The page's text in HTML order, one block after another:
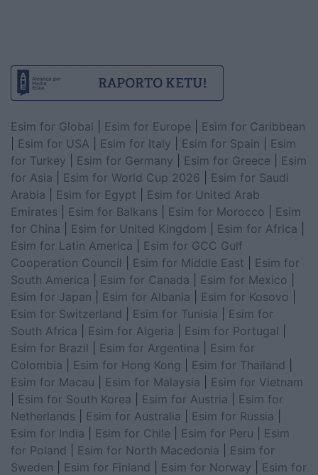
Esim for Global Esim for Europe
Esim for Caribbean
Esim for USA Esim for Italy Esim for Spain
Esim
for Turkey
Esim for Germany Esim for Greece
Esim
for Asia
Esim for World Cup 2026
Esim for Saudi
Arabia
Esim for Egypt
Esim for United Arab
Emirates
Esim for Balkans Esim for Morocco
Esim
for China
Esim for United Kingdom Esim for Africa
Esim for Latin America
Esim for GCC Gulf
Cooperation Council
Esim for Middle East
Esim for
South America
Esim for Canada Esim for Mexico
Esim for Japan
Esim for Albania Esim for Kosovo
Esim for Switzerland
Esim for Tunisia
Esim for
South Africa
Esim for Algeria Esim for Portugal
Esim for Brazil
Esim for Argentina
Esim for
Colombia
Esim for Hong Kong Esim for Thailand
Esim for Macau
Esim for Malaysia
Esim for Vietnam
Esim for South Korea Esim for Austria
Esim for
Netherlands
Esim for Australia Esim for Russia
Esim for India
Esim for Chile Esim for Peru
Esim
for Poland
Esim for North Macedonia
Esim for
Sweden
Esim for Finland Esim for Norway
Esim for